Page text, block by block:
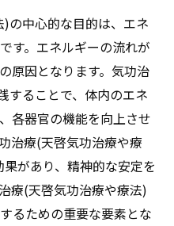
の中心的な目的は、エネ
す。エネルギーの流れが
原因となります。気功治
することで、体内のエネ
各器官の機能を向上させ
治療(天啓気功治療や療
があり、精神的な安定を
療(天啓気功治療や療法)
るための重要な要素とな